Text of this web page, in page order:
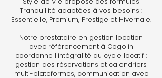
Tranquillité adaptées à vos besoins :
Essentielle, Premium, Prestige et Hivernale.
Notre prestataire en gestion location
avec référencement à Cogolin
coordonne l'intégralité du cycle locatif :
gestion des réservations et calendriers
multi-plateformes, communication avec